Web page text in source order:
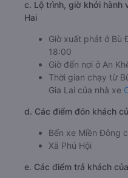
c. Lộ trình, giờ khởi hành
Giờ xuất phát ở Bù